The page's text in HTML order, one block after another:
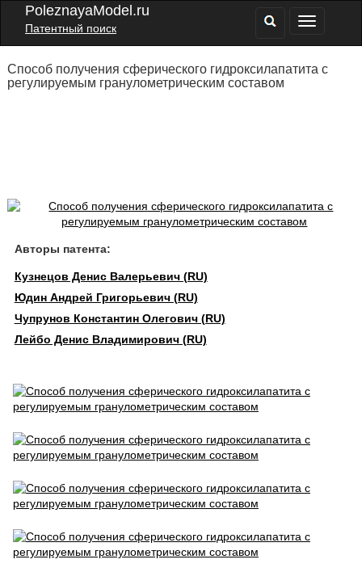
PoleznayaModel.ru
Патентный поиск
Способ получения сферического гидроксилапатита с
регулируемым гранулометрическим составом
Авторы патента:
Кузнецов Денис Валерьевич (RU)
Юдин Андрей Григорьевич (RU)
Чупрунов Константин Олегович (RU)
Лейбо Денис Владимирович (RU)